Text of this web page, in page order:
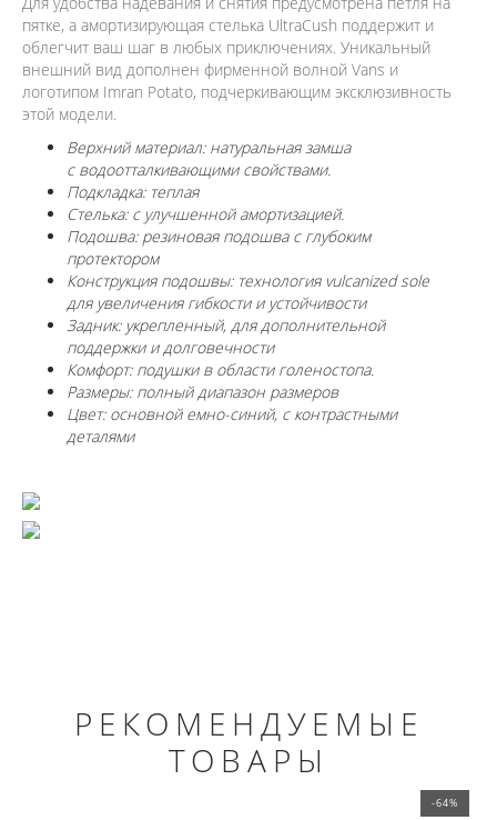
пятке, а амортизирующая стелька UltraCush поддержит и
облегчит ваш шаг в любых приключениях. Уникальный
внешний вид дополнен фирменной волной Vans и
логотипом Imran Potato, подчеркивающим эксклюзивность
этой модели.
Верхний материал: натуральная замша
с водоотталкивающими свойствами.
Подкладка: теплая
Стелька: с улучшенной амортизацией.
Подошва: резиновая подошва с глубоким
протектором
Конструкция подошвы: технология vulcanized sole
для увеличения гибкости и устойчивости
Задник: укрепленный, для дополнительной
поддержки и долговечности
Комфорт: подушки в области голеностопа.
Размеры: полный диапазон размеров
Цвет: основной емно-синий, с контрастными
деталями
РЕКОМЕНДУЕМЫЕ
ТОВАРЫ
-64%